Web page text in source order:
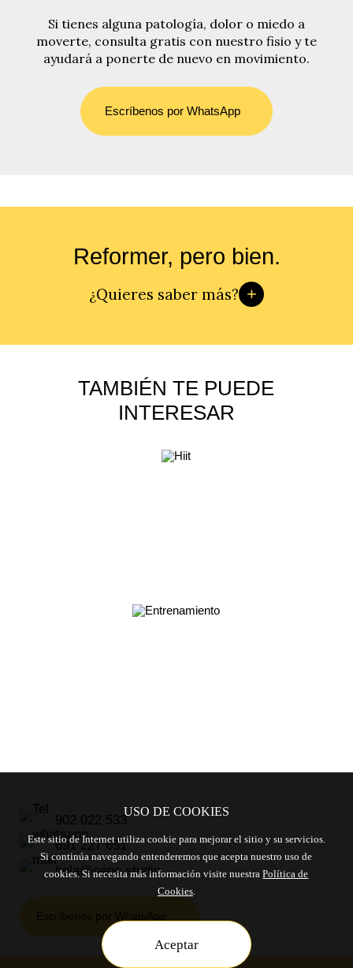
Si tienes alguna patología, dolor o miedo a
moverte, consulta gratis con nuestro fisio y te
ayudará a ponerte de nuevo en movimiento.
Escríbenos por WhatsApp
Reformer, pero bien.
¿Quieres saber más?
TAMBIÉN TE PUEDE
INTERESAR
902 022 533
691 227 651
hola@nepo.studio
Escríbenos por WhatsApp
USO DE COOKIES
Este sitio de Internet utiliza cookie para mejorar el sitio y su servicios.
Si continúa navegando entenderemos que acepta nuestro uso de
cookies. Si necesita más información visite nuestraPolítica de
Cookies.
Aceptar